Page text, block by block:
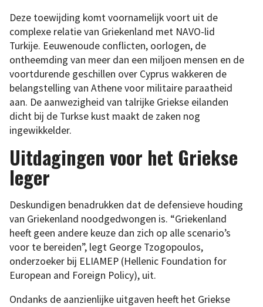
Deze toewijding komt voornamelijk voort uit de
complexe relatie van Griekenland met NAVO-lid
Turkije. Eeuwenoude conflicten, oorlogen, de
ontheemding van meer dan een miljoen mensen en de
voortdurende geschillen over Cyprus wakkeren de
belangstelling van Athene voor militaire paraatheid
aan. De aanwezigheid van talrijke Griekse eilanden
dicht bij de Turkse kust maakt de zaken nog
ingewikkelder.
Uitdagingen voor het Griekse
leger
Deskundigen benadrukken dat de defensieve houding
van Griekenland noodgedwongen is. “Griekenland
heeft geen andere keuze dan zich op alle scenario’s
voor te bereiden”, legt George Tzogopoulos,
onderzoeker bij ELIAMEP (Hellenic Foundation for
European and Foreign Policy), uit.
Ondanks de aanzienlijke uitgaven heeft het Griekse